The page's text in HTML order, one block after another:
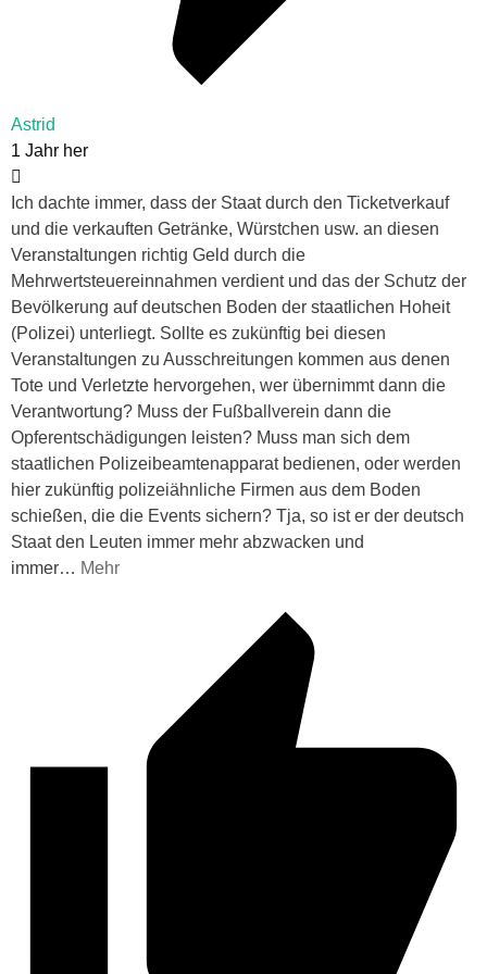
Astrid
1 Jahr her
Ich dachte immer, dass der Staat durch den Ticketverkauf
und die verkauften Getränke, Würstchen usw. an diesen
Veranstaltungen richtig Geld durch die
Mehrwertsteuereinnahmen verdient und das der Schutz der
Bevölkerung auf deutschen Boden der staatlichen Hoheit
(Polizei) unterliegt. Sollte es zukünftig bei diesen
Veranstaltungen zu Ausschreitungen kommen aus denen
Tote und Verletzte hervorgehen, wer übernimmt dann die
Verantwortung? Muss der Fußballverein dann die
Opferentschädigungen leisten? Muss man sich dem
staatlichen Polizeibeamtenapparat bedienen, oder werden
hier zukünftig polizeiähnliche Firmen aus dem Boden
schießen, die die Events sichern? Tja, so ist er der deutsch
Staat den Leuten immer mehr abzwacken und
immer… Mehr